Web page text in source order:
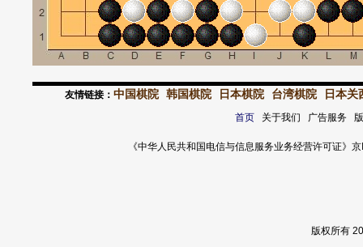
友情链接： 中国棋院 韩国棋院 日本棋院 台湾棋院 日本关
首页关于我们 广告服务
《中华人民共和国电信与信息服务业务经营许可证
版权所有